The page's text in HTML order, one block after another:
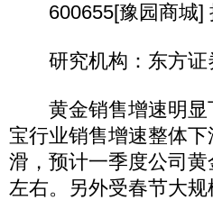
600655[豫园商城]
研究机构：东方证
黄金销售增速明显
宝行业销售增速整体
滑，预计一季度公司
左右。另外受春节大